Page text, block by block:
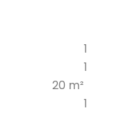
1
1
20 m²
1